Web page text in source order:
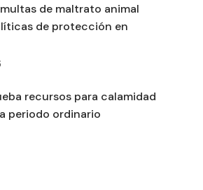
de maltrato animal
de protección en
recursos para calamidad
periodo ordinario